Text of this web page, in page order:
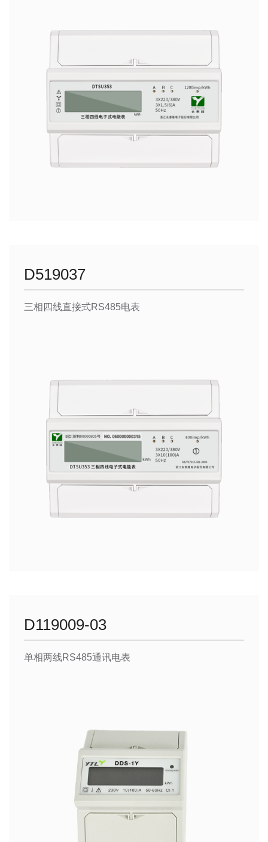
D519037
三相四线直接式RS485电表
D119009-03
单相两线RS485通讯电表